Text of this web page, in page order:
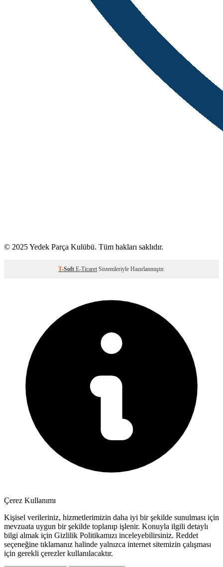
© 2025 Yedek Parça Kulübü. Tüm hakları saklıdır.
T-Soft E-Ticaret Sistemleriyle Hazırlanmıştır.
Çerez Kullanımı
Kişisel verileriniz, hizmetlerimizin daha iyi bir şekilde sunulması için
mevzuata uygun bir şekilde toplanıp işlenir. Konuyla ilgili detaylı
bilgi almak için Gizlilik Politikamızı inceleyebilirsiniz. Reddet
seçeneğine tıklamanız halinde yalnızca internet sitemizin çalışması
için gerekli çerezler kullanılacaktır.